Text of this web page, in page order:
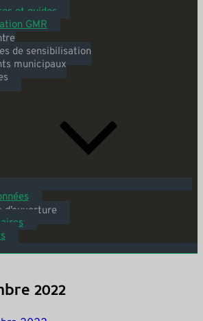
et guides
GMR
de sensibilisation
municipaux
d’ouverture
2022